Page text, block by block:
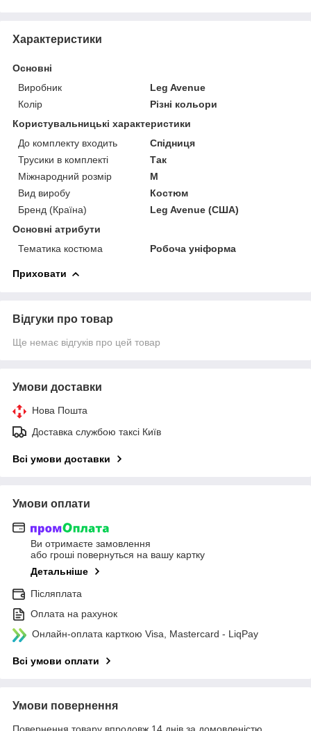
Характеристики
Основні
Виробник
Leg Avenue
Колір
Різні кольори
Користувальницькі характеристики
До комплекту входить
Спідниця
Трусики в комплекті
Так
Міжнародний розмір
M
Вид виробу
Костюм
Бренд (Країна)
Leg Avenue (США)
Основні атрибути
Тематика костюма
Робоча уніформа
Приховати
Відгуки про товар
Ще немає відгуків про цей товар
Умови доставки
Нова Пошта
Доставка службою таксі Київ
Всі умови доставки
Умови оплати
Ви отримаєте замовлення
або гроші повернуться на вашу картку
Детальніше
Післяплата
Оплата на рахунок
Онлайн-оплата карткою Visa, Mastercard - LiqPay
Всі умови оплати
Умови повернення